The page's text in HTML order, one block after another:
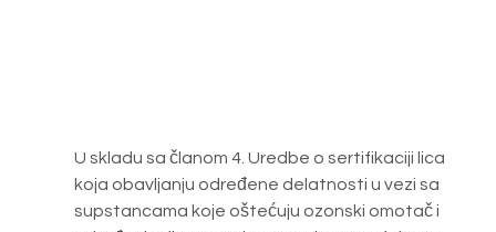
U skladu sa članom 4. Uredbe o sertifikaciji lica
koja obavljanju određene delatnosti u vezi sa
supstancama koje oštećuju ozonski omotač i